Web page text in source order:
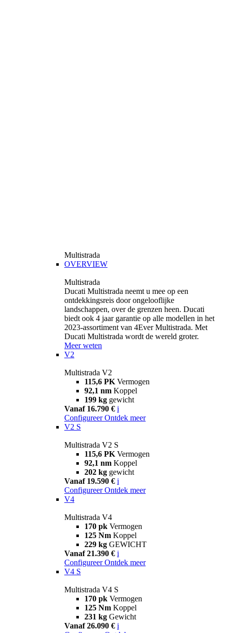
Multistrada
OVERVIEW
Multistrada
Ducati Multistrada neemt u mee op een
ontdekkingsreis door ongelooflijke
landschappen, over de grenzen heen. Ducati
biedt ook 4 jaar garantie op alle modellen in het
2023-assortiment van 4Ever Multistrada. Met
Ducati Multistrada wordt de wereld groter.
Meer weten
V2
Multistrada V2
115,6 PK Vermogen
92,1 nm Koppel
199 kg gewicht
Vanaf 16.790 € i
Configureer Ontdek meer
V2 S
Multistrada V2 S
115,6 PK Vermogen
92,1 nm Koppel
202 kg gewicht
Vanaf 19.590 € i
Configureer Ontdek meer
V4
Multistrada V4
170 pk Vermogen
125 Nm Koppel
229 kg GEWICHT
Vanaf 21.390 € i
Configureer Ontdek meer
V4 S
Multistrada V4 S
170 pk Vermogen
125 Nm Koppel
231 kg Gewicht
Vanaf 26.090 € i